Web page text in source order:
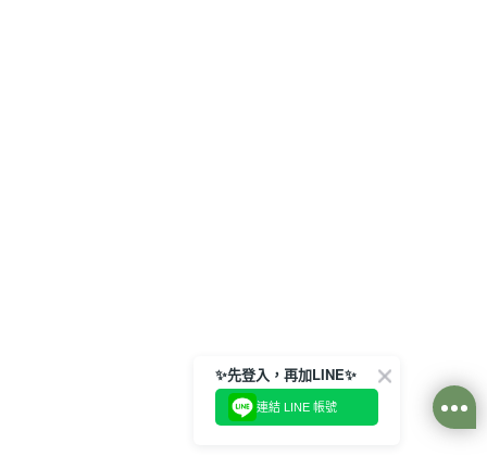
✨先登入，再加LINE✨
連結 LINE 帳號